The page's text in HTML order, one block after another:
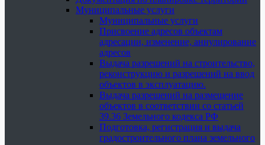
Муниципальные услуги
Муниципальные услуги
Присвоение адресов объектам
адресации, изменение, аннулирование
адресов
Выдача разрешений на строительство,
реконструкцию и разрешений на ввод
объектов в эксплуатацию.
Выдача разрешений на размещение
объектов в соответствии со статьей
39.36 Земельного кодекса РФ
Подготовка, регистрация и выдача
градостроительного плана земельного